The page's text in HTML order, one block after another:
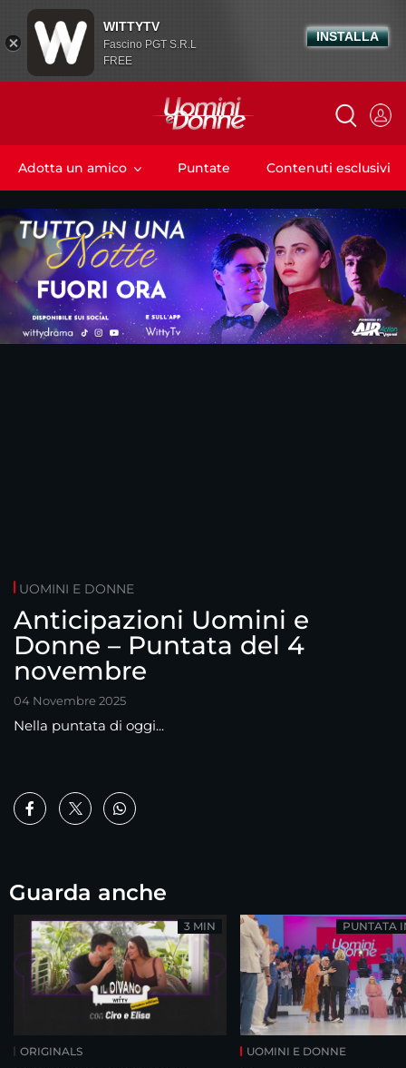
Adotta un amico Puntate Contenuti esclusivi
UOMINI E DONNE
Anticipazioni Uomini e
Donne – Puntata del 4
novembre
04 Novembre 2025
Nella puntata di oggi...
Guarda anche
ORIGINALS
3 MIN
UOMINI E DONNE
PUNTATA
WITTYTV
Fascino PGT S.R.L
FREE
INSTALLA